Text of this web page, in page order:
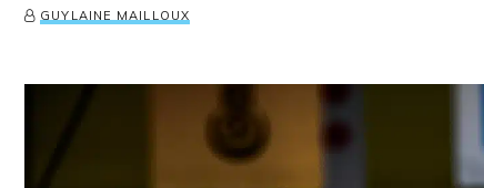
GUYLAINE MAILLOUX